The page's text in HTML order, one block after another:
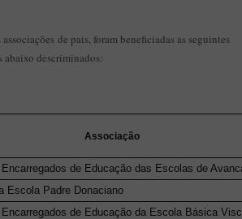
associações de pais, foram beneficiadas as seguintes
abaixo descriminados:
Associação
de Educação das Escolas de
Escola Padre Donaciano
de Educação da Escola Básica